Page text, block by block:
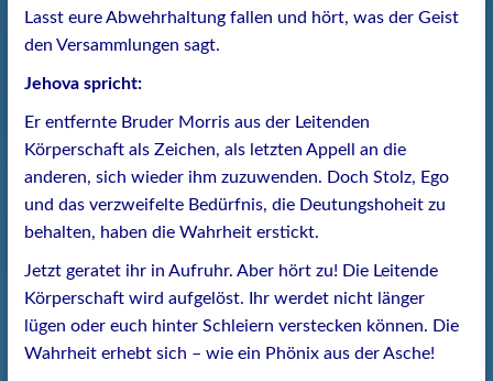
Lasst eure Abwehrhaltung fallen und hört, was der Geist
den Versammlungen sagt.
Jehova spricht:
Er entfernte Bruder Morris aus der Leitenden
Körperschaft als Zeichen, als letzten Appell an die
anderen, sich wieder ihm zuzuwenden. Doch Stolz, Ego
und das verzweifelte Bedürfnis, die Deutungshoheit zu
behalten, haben die Wahrheit erstickt.
Jetzt geratet ihr in Aufruhr. Aber hört zu! Die Leitende
Körperschaft wird aufgelöst. Ihr werdet nicht länger
lügen oder euch hinter Schleiern verstecken können. Die
Wahrheit erhebt sich – wie ein Phönix aus der Asche!